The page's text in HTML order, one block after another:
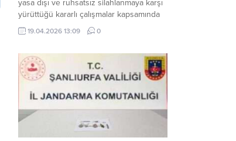
yasa dışı ve ruhsatsız silahlanmaya karşı
yürüttüğü kararlı çalışmalar kapsamında
Bozova ilçesinde bir ikamete operasyon
düzenledi. Yapılan aramada çok sayıda
mühimmat ele geçirildi. Haber Merkezi –
Şanlıurfa Valiliği İl Basın ve Halkla İlişkiler
Müdürlüğü tarafından yapılan açıklamaya
göre; 17 Nisan...
19.04.2026 13:09 0